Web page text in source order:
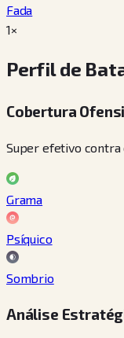
Fada
1×
Perfil de
Cobertura
Super efetivo contra
Grama
Psíquico
Sombrio
Análise